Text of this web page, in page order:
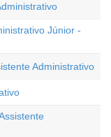
Júnior -
Administrativo